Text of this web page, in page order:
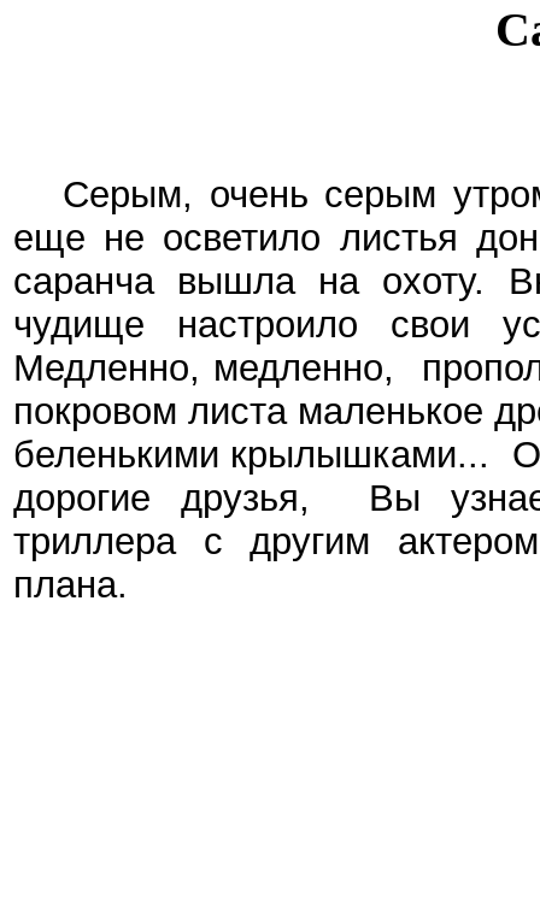
Серым, очень серым
еще не осветило листья
саранча вышла на охоту.
чудище настроило свои
Медленно, медленно,
покровом листа маленькое
беленькими крылышками...
дорогие друзья, Вы
триллера с другим
плана.